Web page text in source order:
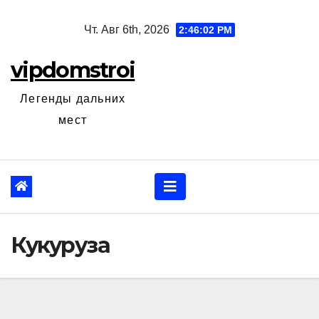
Чт. Авг 6th, 2026 2:46:04 PM
vipdomstroi
Легенды дальних
мест
Кукуруза